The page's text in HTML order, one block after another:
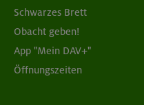
Schwarzes Brett
Obacht geben!
App "Mein DAV+"
Öffnungszeiten